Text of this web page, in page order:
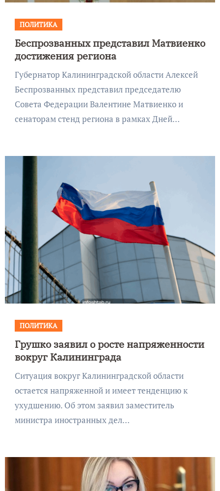
ПОЛИТИКА
Беспрозванных представил Матвиенко
достижения региона
Губернатор Калининградской области Алексей
Беспрозванных представил председателю
Совета Федерации Валентине Матвиенко и
сенаторам стенд региона в рамках Дней…
ПОЛИТИКА
Грушко заявил о росте напряженности
вокруг Калининграда
Ситуация вокруг Калининградской области
остается напряженной и имеет тенденцию к
ухудшению. Об этом заявил заместитель
министра иностранных дел…